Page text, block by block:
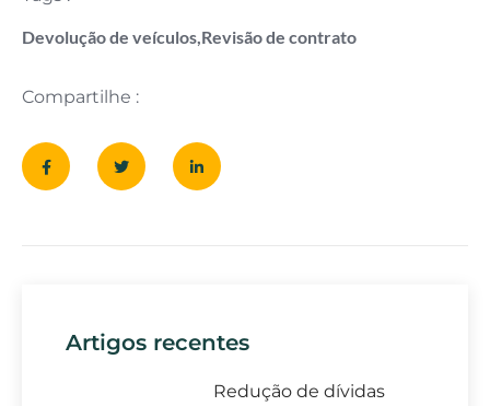
Devolução de veículos,Revisão de contrato
Compartilhe :
Artigos recentes
Redução de dívidas